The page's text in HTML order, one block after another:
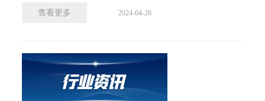
查看更多 2024-04-28